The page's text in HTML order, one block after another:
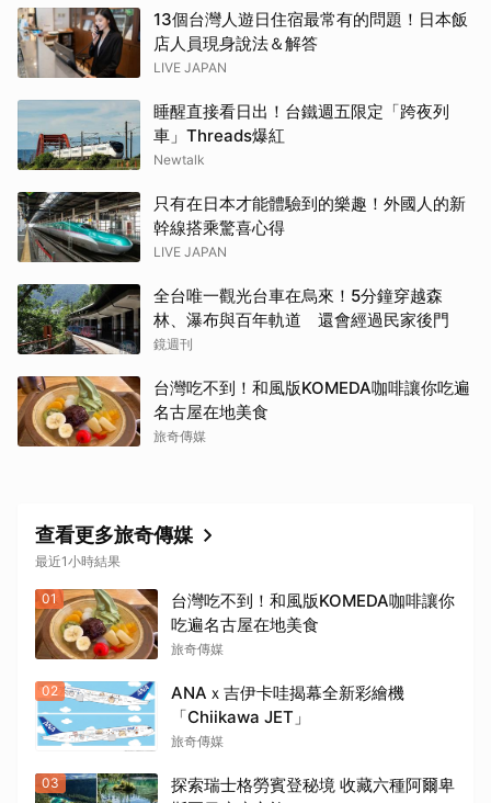
13個台灣人遊日住宿最常有的問題！日本飯
店人員現身說法＆解答
LIVE JAPAN
睡醒直接看日出！台鐵週五限定「跨夜列
車」Threads爆紅
Newtalk
只有在日本才能體驗到的樂趣！外國人的新
幹線搭乘驚喜心得
LIVE JAPAN
全台唯一觀光台車在烏來！5分鐘穿越森
林、瀑布與百年軌道 還會經過民家後門
鏡週刊
台灣吃不到！和風版KOMEDA咖啡讓你吃遍
名古屋在地美食
旅奇傳媒
查看更多旅奇傳媒
最近1小時結果
01
台灣吃不到！和風版KOMEDA咖啡讓你
吃遍名古屋在地美食
旅奇傳媒
02
ANAｘ吉伊卡哇揭幕全新彩繪機
「Chiikawa JET」
旅奇傳媒
03
探索瑞士格勞賓登秘境 收藏六種阿爾卑